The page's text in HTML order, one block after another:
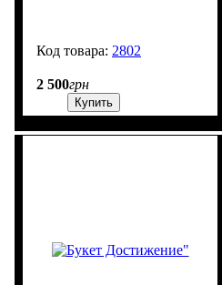
2802
2 500грн
Купить